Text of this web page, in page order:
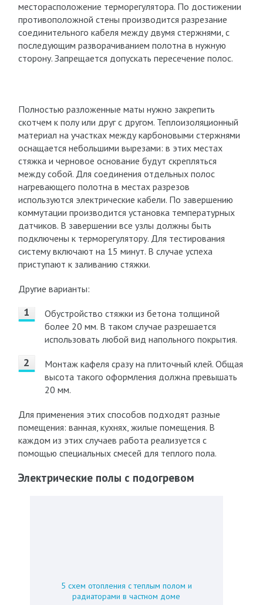
месторасположение терморегулятора. По достижении
противоположной стены производится разрезание
соединительного кабеля между двумя стержнями, с
последующим разворачиванием полотна в нужную
сторону. Запрещается допускать пересечение полос.
Полностью разложенные маты нужно закрепить
скотчем к полу или друг с другом. Теплоизоляционный
материал на участках между карбоновыми стержнями
оснащается небольшими вырезами: в этих местах
стяжка и черновое основание будут скрепляться
между собой. Для соединения отдельных полос
нагревающего полотна в местах разрезов
используются электрические кабели. По завершению
коммутации производится установка температурных
датчиков. В завершении все узлы должны быть
подключены к терморегулятору. Для тестирования
систему включают на 15 минут. В случае успеха
приступают к заливанию стяжки.
Другие варианты:
Обустройство стяжки из бетона толщиной
более 20 мм. В таком случае разрешается
использовать любой вид напольного покрытия.
Монтаж кафеля сразу на плиточный клей. Общая
высота такого оформления должна превышать
20 мм.
Для применения этих способов подходят разные
помещения: ванная, кухнях, жилые помещения. В
каждом из этих случаев работа реализуется с
помощью специальных смесей для теплого пола.
Электрические полы с подогревом
5 схем отопления с теплым полом и
радиаторами в частном доме